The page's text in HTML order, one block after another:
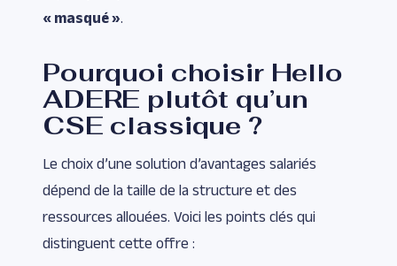
« masqué ».
Pourquoi choisir Hello
ADERE plutôt qu’un
CSE classique ?
Le choix d’une solution d’avantages salariés
dépend de la taille de la structure et des
ressources allouées. Voici les points clés qui
distinguent cette offre :